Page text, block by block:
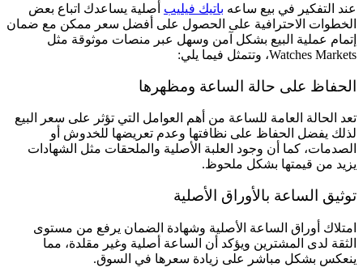
عند التفكير في بيع ساعه باتيك فيليب أصلية يساعدك اتباع بعض
الخطوات الاحترافية على الحصول على أفضل سعر ممكن مع ضمان
إتمام عملية البيع بشكل آمن وسهل عبر منصات موثوقة مثل
Watches Markets، وتتمثل فيما يلي:
الحفاظ على حالة الساعة ومظهرها
تعد الحالة العامة للساعة من أهم العوامل التي تؤثر على سعر البيع
لذلك يفضل الحفاظ على نظافتها وعدم تعريضها للخدوش أو
الصدمات، كما أن وجود العلبة الأصلية والملحقات مثل الشهادات
يزيد من قيمتها بشكل ملحوظ.
توثيق الساعة بالأوراق الأصلية
امتلاك أوراق الساعة الأصلية وشهادة الضمان يرفع من مستوى
الثقة لدى المشترين ويؤكد أن الساعة أصلية وغير مقلدة، مما
ينعكس بشكل مباشر على زيادة سعرها في السوق.